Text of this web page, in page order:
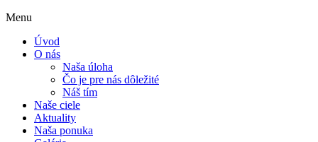
Menu
Úvod
O nás
Naša úloha
Čo je pre nás dôležité
Náš tím
Naše ciele
Aktuality
Naša ponuka